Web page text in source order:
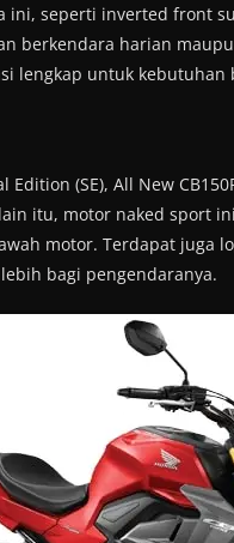
ini, seperti inverted front
berkendara harian
lengkap untuk kebutuhan
Edition (SE), All New
itu, motor naked sport
motor. Terdapat juga
bagi pengendaranya.